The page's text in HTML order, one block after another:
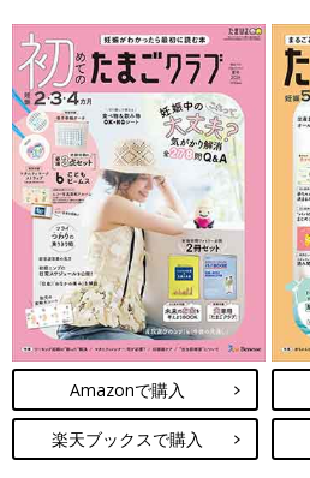
Amazonで購入
楽天ブックスで購入